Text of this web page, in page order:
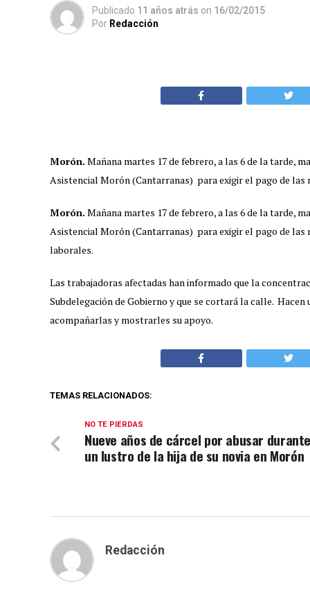
Publicado 11 años atrás on 16/02/2015
Por Redacción
Morón. Mañana martes 17 de febrero, a las 6 de la tarde,
Asistencial Morón (Cantarranas) para exigir el pago de las
Morón. Mañana martes 17 de febrero, a las 6 de la tarde,
Asistencial Morón (Cantarranas) para exigir el pago de las
laborales.
Las trabajadoras afectadas han informado que la
Subdelegación de Gobierno y que se cortará la calle.
acompañarlas y mostrarles su apoyo.
TEMAS RELACIONADOS:
NO TE PIERDAS
Nueve años de cárcel por abusar
un lustro de la hija de su novia en Morón
Redacción